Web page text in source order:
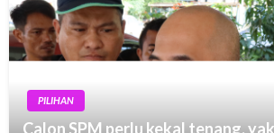
PILIHAN
Calon SPM perlu kekal tenang,